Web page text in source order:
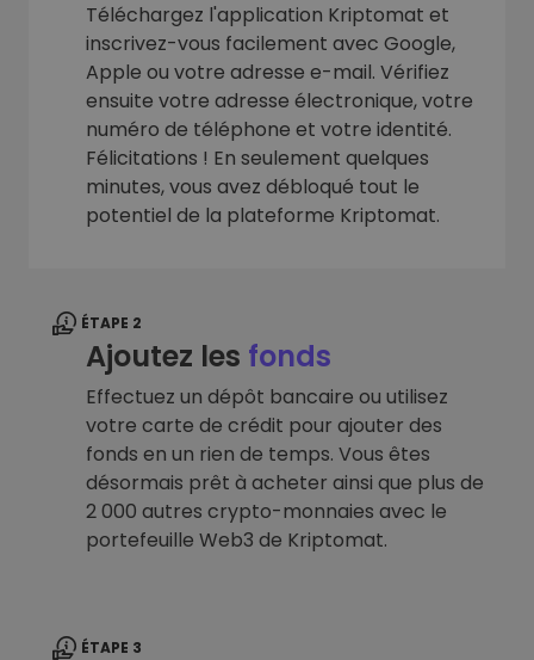
Téléchargez l'application Kriptomat et
inscrivez-vous facilement avec Google,
Apple ou votre adresse e-mail. Vérifiez
ensuite votre adresse électronique, votre
numéro de téléphone et votre identité.
Félicitations ! En seulement quelques
minutes, vous avez débloqué tout le
potentiel de la plateforme Kriptomat.
ÉTAPE 2
Ajoutez les fonds
Effectuez un dépôt bancaire ou utilisez
votre carte de crédit pour ajouter des
fonds en un rien de temps. Vous êtes
désormais prêt à acheter ainsi que plus de
2 000 autres crypto-monnaies avec le
portefeuille Web3 de Kriptomat.
ÉTAPE 3